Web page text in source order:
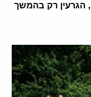
הגרעין רק בהמשך